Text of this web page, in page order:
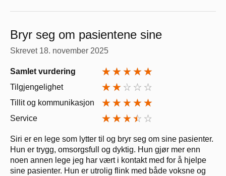
Bryr seg om pasientene sine
Skrevet 18. november 2025
Samlet vurdering
Tilgjengelighet
Tillit og kommunikasjon
Service
Siri er en lege som lytter til og bryr seg om sine pasienter.
Hun er trygg, omsorgsfull og dyktig. Hun gjør mer enn
noen annen lege jeg har vært i kontakt med for å hjelpe
sine pasienter. Hun er utrolig flink med både voksne og